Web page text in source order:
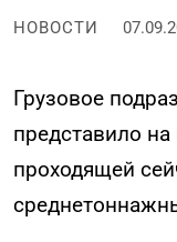
НОВОСТИ
Грузовое
представило
проходящей